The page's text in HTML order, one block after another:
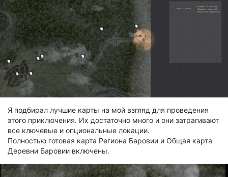
Я подбирал лучшие карты на мой взгляд для проведения
этого приключения. Их достаточно много и они затрагивают
все ключевые и опциональные локации.
Полностью готовая карта Региона Баровии и Общая карта
Деревни Баровии включены.